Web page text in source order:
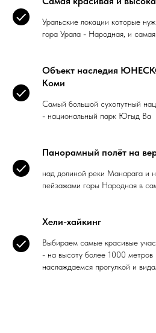
Уральские локации которые
гора Урала - Народная, и
Объект наследия
Коми
Самый большой сухопутный
- национальный парк Югыд Ва
Панорамный полёт на
над долиной реки Манарага и
пейзажами горы Народная в
Хели-хайкинг
Выбираем самые красивые
- на высоту более 1000 метров
наслаждаемся прогулкой и